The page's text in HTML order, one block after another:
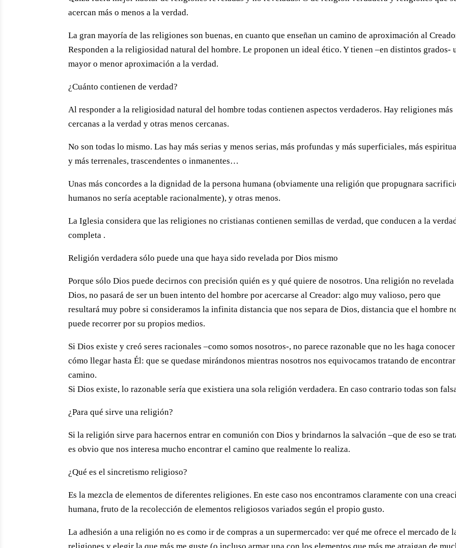
acercan más o menos a la verdad.
La gran mayoría de las religiones son buenas, en cuanto que enseñan un camino de aproximación al
Responden a la religiosidad natural del hombre. Le proponen un ideal ético. Y tienen –en distintos grados-
mayor o menor aproximación a la verdad.
¿Cuánto contienen de verdad?
Al responder a la religiosidad natural del hombre todas contienen aspectos verdaderos. Hay religiones más
cercanas a la verdad y otras menos cercanas.
No son todas lo mismo. Las hay más serias y menos serias, más profundas y más superficiales, más
y más terrenales, trascendentes o inmanentes…
Unas más concordes a la dignidad de la persona humana (obviamente una religión que propugnara
humanos no sería aceptable racionalmente), y otras menos.
La Iglesia considera que las religiones no cristianas contienen semillas de verdad, que conducen a la
completa .
Religión verdadera sólo puede una que haya sido revelada por Dios mismo
Porque sólo Dios puede decirnos con precisión quién es y qué quiere de nosotros. Una religión no
Dios, no pasará de ser un buen intento del hombre por acercarse al Creador: algo muy valioso, pero que
resultará muy pobre si consideramos la infinita distancia que nos separa de Dios, distancia que el hombre
puede recorrer por su propios medios.
Si Dios existe y creó seres racionales –como somos nosotros-, no parece razonable que no les haga conocer
cómo llegar hasta Él: que se quedase mirándonos mientras nosotros nos equivocamos tratando de
camino.
Si Dios existe, lo razonable sería que existiera una sola religión verdadera. En caso contrario todas son
¿Para qué sirve una religión?
Si la religión sirve para hacernos entrar en comunión con Dios y brindarnos la salvación –que de eso se
es obvio que nos interesa mucho encontrar el camino que realmente lo realiza.
¿Qué es el sincretismo religioso?
Es la mezcla de elementos de diferentes religiones. En este caso nos encontramos claramente con una
humana, fruto de la recolección de elementos religiosos variados según el propio gusto.
La adhesión a una religión no es como ir de compras a un supermercado: ver qué me ofrece el mercado de